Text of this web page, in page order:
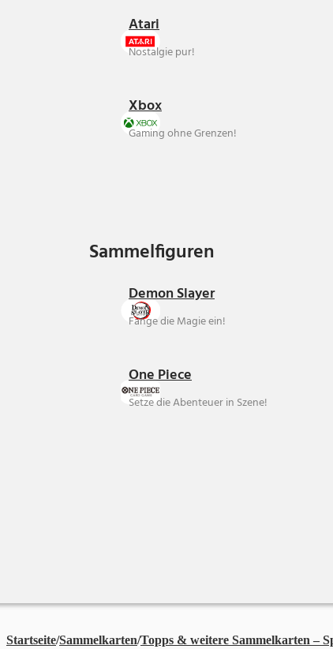
Atari
Nostalgie pur!
Xbox
Gaming ohne Grenzen!
Sammelfiguren
Demon Slayer
Fange die Magie ein!
One Piece
Setze die Abenteuer in Szene!
Startseite/Sammelkarten/Topps & weitere Sammelkarten –